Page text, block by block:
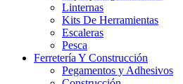
Linternas
Kits De Herramientas
Escaleras
Pesca
Ferretería Y Construcción
Pegamentos y Adhesivos